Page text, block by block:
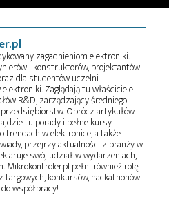
zagadnieniom elektroniki.
i konstruktorów, projektantów
dla studentów uczelni
Zaglądają tu właściciele
R&D, zarządzający średniego
Oprócz artykułów
tu porady i pełne kursy
trendach w elektronice, a także
przejrzy aktualności z branży w
swój udział w wydarzeniach,
Mikrokontroler.pl pełni również rolę
konkursów, hackathonów
współpracy!